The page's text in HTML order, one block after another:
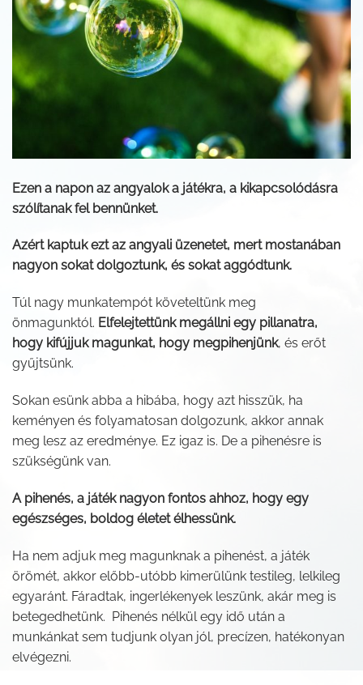
Ezen a napon az angyalok a játékra, a kikapcsolódásra
szólítanak fel bennünket.
Azért kaptuk ezt az angyali üzenetet, mert mostanában
nagyon sokat dolgoztunk, és sokat aggódtunk.
Túl nagy munkatempót követeltünk meg
önmagunktól. Elfelejtettünk megállni egy pillanatra,
hogy kifújjuk magunkat, hogy megpihenjünk, és erőt
gyűjtsünk.
Sokan esünk abba a hibába, hogy azt hisszük, ha
keményen és folyamatosan dolgozunk, akkor annak
meg lesz az eredménye. Ez igaz is. De a pihenésre is
szükségünk van.
A pihenés, a játék nagyon fontos ahhoz, hogy egy
egészséges, boldog életet élhessünk.
Ha nem adjuk meg magunknak a pihenést, a játék
örömét, akkor előbb-utóbb kimerülünk testileg, lelkileg
egyaránt. Fáradtak, ingerlékenyek leszünk, akár meg is
betegedhetünk. Pihenés nélkül egy idő után a
munkánkat sem tudjunk olyan jól, precízen, hatékonyan
elvégezni.